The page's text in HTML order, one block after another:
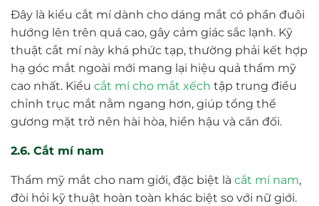
Đây là kiểu cắt mí dành cho dáng mắt có phần đuôi
hướng lên trên quá cao, gây cảm giác sắc lạnh. Kỹ
thuật cắt mí này khá phức tạp, thường phải kết hợp
hạ góc mắt ngoài mới mang lại hiệu quả thẩm mỹ
cao nhất. Kiểu cắt mí cho mắt xếch tập trung điều
chỉnh trục mắt nằm ngang hơn, giúp tổng thể
gương mặt trở nên hài hòa, hiền hậu và cân đối.
2.6. Cắt mí nam
Thẩm mỹ mắt cho nam giới, đặc biệt là cắt mí nam,
đòi hỏi kỹ thuật hoàn toàn khác biệt so với nữ giới.